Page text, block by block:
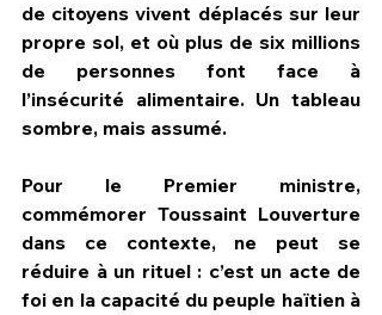
de citoyens vivent déplacés sur leur
propre sol, et où plus de six millions
de personnes font face à
l’insécurité alimentaire. Un tableau
sombre, mais assumé.
Pour le Premier ministre,
commémorer Toussaint Louverture
dans ce contexte, ne peut se
réduire à un rituel : c’est un acte de
foi en la capacité du peuple haïtien à